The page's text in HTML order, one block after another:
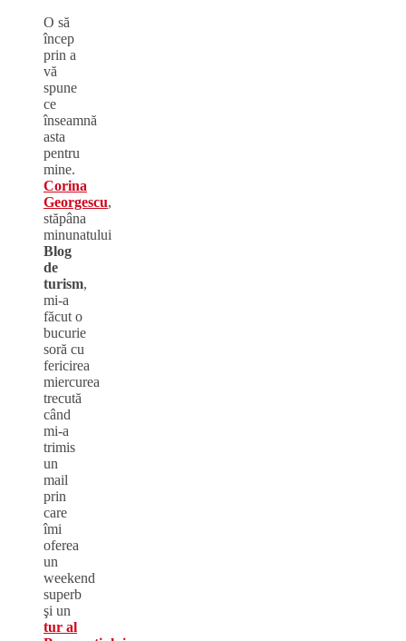
O să
încep
prin a
vă
spune
ce
înseamnă
asta
pentru
mine.
Corina
Georgescu,
stăpâna
minunatului
Blog
de
turism,
mi-a
făcut o
bucurie
soră cu
fericirea
miercurea
trecută
când
mi-a
trimis
un
mail
prin
care
îmi
oferea
un
weekend
superb
şi un
tur al